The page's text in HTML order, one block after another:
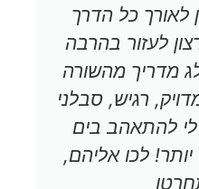
לאורך כל הדרך
לעזור בהרבה
מדריך מהשורה
רגיש, סבלני
לי להתאהב בים
יותר! לכו אליהם,